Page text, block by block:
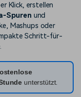
werben-
erhalten
Programm
Sie Partnerschaften
frei
Klick, erstellen
Spuren und
Mashups oder
Schritt-für-
unterstützt.